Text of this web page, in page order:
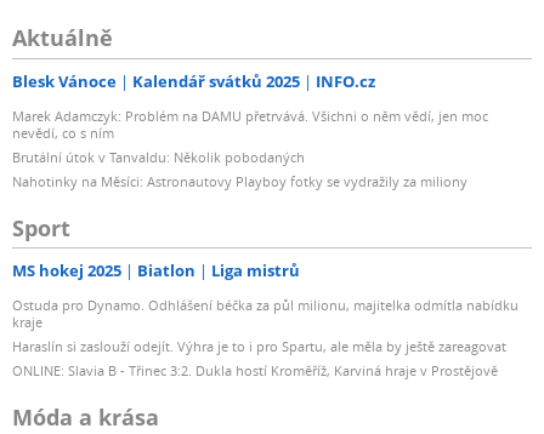
Aktuálně
Blesk Vánoce Kalendář svátků 2025 INFO.cz
Marek Adamczyk: Problém na DAMU přetrvává. Všichni o něm vědí, jen moc
nevědí, co s ním
Brutální útok v Tanvaldu: Několik pobodaných
Nahotinky na Měsíci: Astronautovy Playboy fotky se vydražily za miliony
Sport
MS hokej 2025 Biatlon Liga mistrů
Ostuda pro Dynamo. Odhlášení béčka za půl milionu, majitelka odmítla nabídku
kraje
Haraslín si zaslouží odejít. Výhra je to i pro Spartu, ale měla by ještě zareagovat
ONLINE: Slavia B - Třinec 3:2. Dukla hostí Kroměříž, Karviná hraje v Prostějově
Móda a krása